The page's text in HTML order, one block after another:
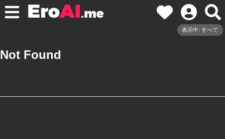
表示中: すべて
Not Found